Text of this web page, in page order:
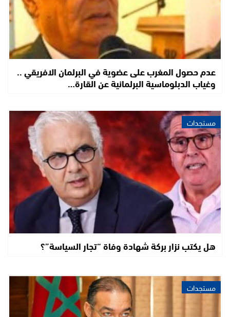
عدم حصول المغرب على عضوية في البرلمان الافريقي ..
وغياب الدبلوماسية البرلمانية عن القارة…
مستجدات
هل يكتب نزار بركة شهادة وفاة “تجار السياسة”؟
مستجدات